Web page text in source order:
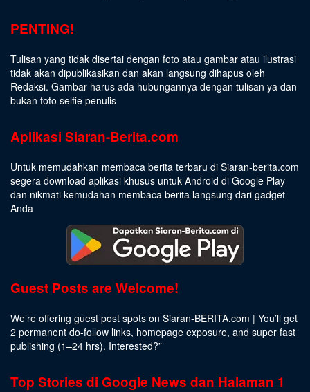
PENTING!
Tulisan yang tidak disertai dengan foto atau gambar atau ilustrasi
tidak akan dipublikasikan dan akan langsung dihapus oleh
Redaksi. Gambar harus ada hubungannya dengan tulisan ya dan
bukan foto selfie penulis
Aplikasi Siaran-Berita.com
Untuk memudahkan membaca berita terbaru di Siaran-berita.com
segera download aplikasi khusus untuk Android di Google Play
dan nikmati kemudahan membaca berita langsung dari gadget
Anda
Guest Posts are Welcome!
We’re offering guest post spots on Siaran-BERITA.com | You’ll get
2 permanent do-follow links, homepage exposure, and super fast
publishing (1–24 hrs). Interested?”
Top Stories di Google News dan Halaman 1